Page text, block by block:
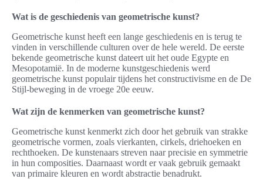
Wat is de geschiedenis van geometrische kunst?
Geometrische kunst heeft een lange geschiedenis en is terug te
vinden in verschillende culturen over de hele wereld. De eerste
bekende geometrische kunst dateert uit het oude Egypte en
Mesopotamië. In de moderne kunstgeschiedenis werd
geometrische kunst populair tijdens het constructivisme en de De
Stijl-beweging in de vroege 20e eeuw.
Wat zijn de kenmerken van geometrische kunst?
Geometrische kunst kenmerkt zich door het gebruik van strakke
geometrische vormen, zoals vierkanten, cirkels, driehoeken en
rechthoeken. De kunstenaars streven naar precisie en symmetrie
in hun composities. Daarnaast wordt er vaak gebruik gemaakt
van primaire kleuren en wordt abstractie benadrukt.